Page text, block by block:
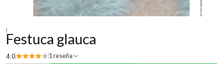
|
Festuca glauca
4.0 1 reseña